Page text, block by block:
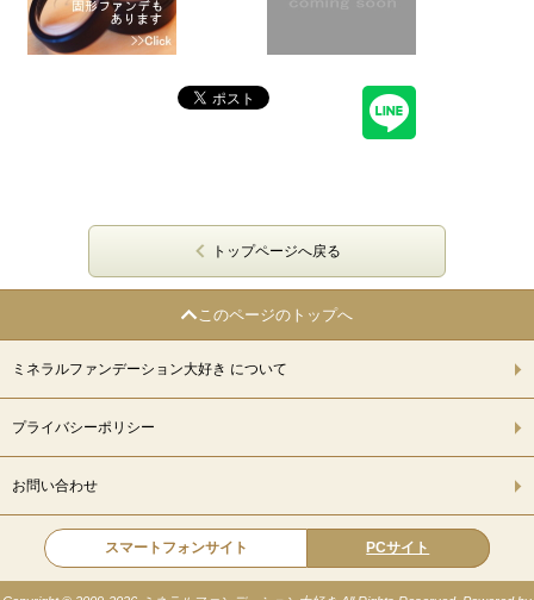
トップページへ戻る
このページのトップへ
ミネラルファンデーション大好き について
プライバシーポリシー
お問い合わせ
スマートフォンサイト PCサイト